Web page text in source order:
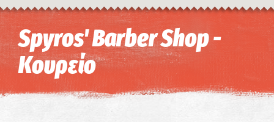
Η εικόνα ενδέχεται να υπόκειται σε πνευματικά δικαιώματα Όροι
Spyros' Barber Shop -
Κουρείο